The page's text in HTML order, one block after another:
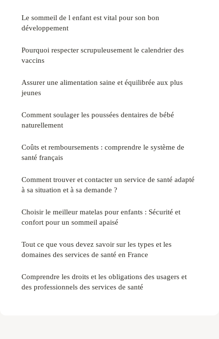
Le sommeil de l enfant est vital pour son bon
développement
Pourquoi respecter scrupuleusement le calendrier des
vaccins
Assurer une alimentation saine et équilibrée aux plus
jeunes
Comment soulager les poussées dentaires de bébé
naturellement
Coûts et remboursements : comprendre le système de
santé français
Comment trouver et contacter un service de santé adapté
à sa situation et à sa demande ?
Choisir le meilleur matelas pour enfants : Sécurité et
confort pour un sommeil apaisé
Tout ce que vous devez savoir sur les types et les
domaines des services de santé en France
Comprendre les droits et les obligations des usagers et
des professionnels des services de santé